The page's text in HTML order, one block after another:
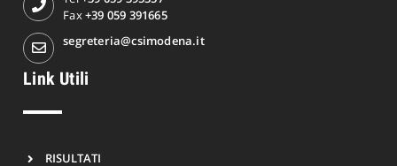
Fax+39 059 391665
segreteria@csimodena.it
Link Utili
RISULTATI